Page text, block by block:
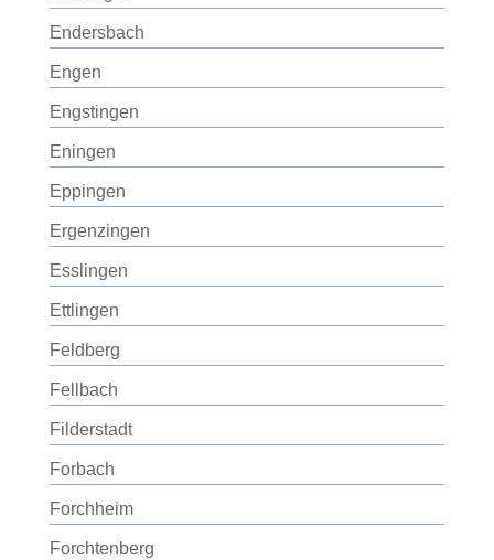
Endersbach
Engen
Engstingen
Eningen
Eppingen
Ergenzingen
Esslingen
Ettlingen
Feldberg
Fellbach
Filderstadt
Forbach
Forchheim
Forchtenberg